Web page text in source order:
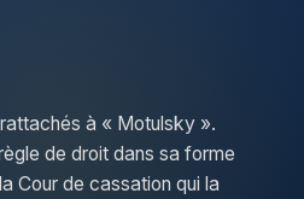
à « Motulsky ».
de droit dans sa forme
Cour de cassation qui la